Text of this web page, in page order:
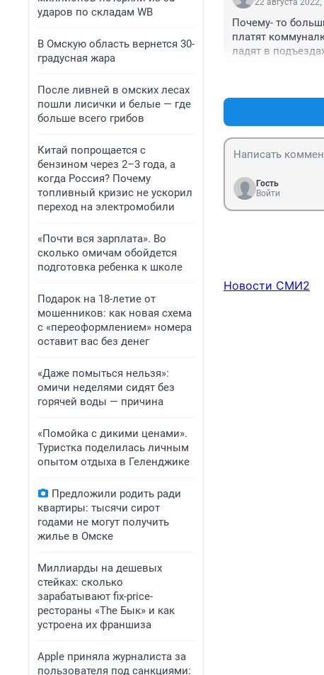
ударов по складам WB
В Омскую область вернется 30-
градусная жара
После ливней в омских лесах
пошли лисички и белые — где
больше всего грибов
Китай попрощается с
бензином через 2–3 года, а
когда Россия? Почему
топливный кризис не ускорил
переход на электромобили
«Почти вся зарплата». Во
сколько омичам обойдется
подготовка ребенка к школе
Подарок на 18-летие от
мошенников: как новая схема
с «переоформлением» номера
оставит вас без денег
«Даже помыться нельзя»:
омичи неделями сидят без
горячей воды — причина
«Помойка с дикими ценами».
Туристка поделилась личным
опытом отдыха в Геленджике
Предложили родить ради
квартиры: тысячи сирот
годами не могут получить
жилье в Омске
Миллиарды на дешевых
стейках: сколько
зарабатывают fix-price-
рестораны «The Бык» и как
устроена их франшиза
Apple приняла журналиста за
пользователя под санкциями:
22 августа 2022,
Почему- то
платят
ладят в
Гость
Войти
Новости СМИ2